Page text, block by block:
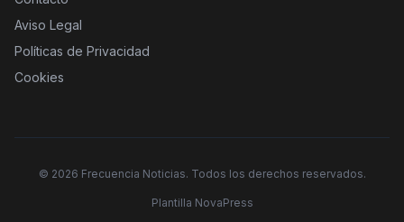
Aviso Legal
Políticas de Privacidad
Cookies
© 2026 Frecuencia Noticias. Todos los derechos reservados.
Plantilla NovaPress